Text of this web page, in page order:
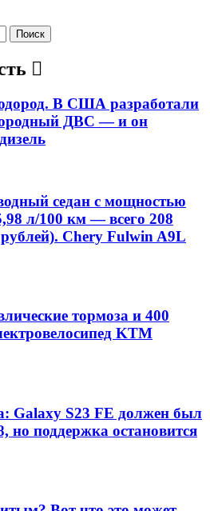
В США разработали
ДВС — и он
седан с мощностью
л/100 км — всего 208
Chery Fulwin A9L
тормоза и 400
KTM
Galaxy S23 FE должен был
но поддержка остановится